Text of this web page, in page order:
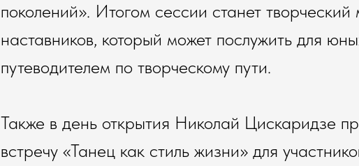
поколений». Итогом сессии станет
наставников, который может послужить для
путеводителем по творческому пути.
Также в день открытия Николай Цискаридзе
встречу «Танец как стиль жизни» для